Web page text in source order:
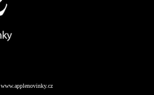
www.applenovinky.cz